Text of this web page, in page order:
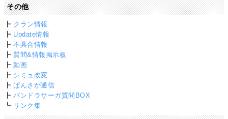
その他
┣ クラン情報
┣ Update情報
┣不具合情報
┣質問&情報掲示板
┣動画
┣ シミュ改変
┣ぱんさが通信
┣パンドラサーガ質問BOX
┗ リンク集